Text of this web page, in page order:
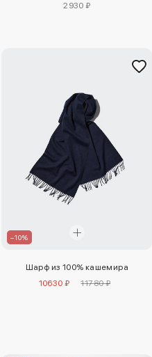
2930 ₽
–10%
Шарф из 100% кашемира
10630 ₽
11780 ₽